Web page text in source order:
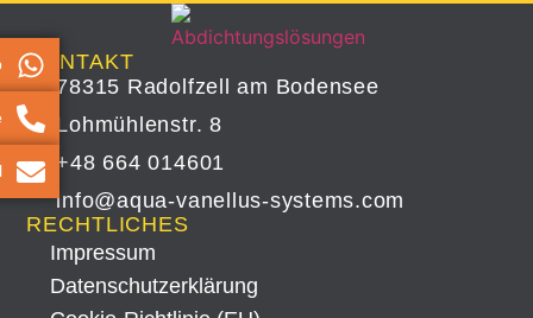
KONTAKT
78315 Radolfzell am Bodensee
Lohmühlenstr. 8
+48 664 014601
info@aqua-vanellus-systems.com
RECHTLICHES
Impressum
Datenschutz­erklärung